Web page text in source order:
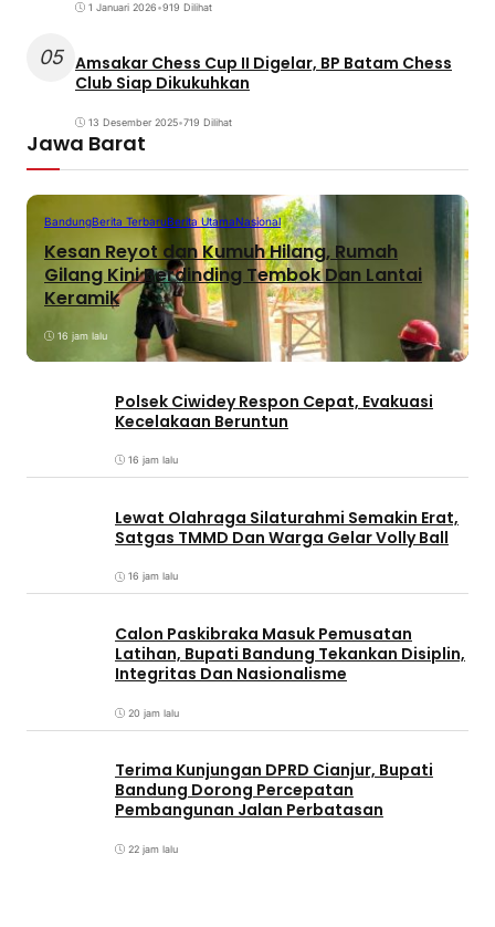
1 Januari 2026•919 Dilihat
05 Amsakar Chess Cup II Digelar, BP Batam Chess
Club Siap Dikukuhkan
13 Desember 2025•719 Dilihat
Jawa Barat
BandungBerita TerbaruBerita UtamaNasional
Kesan Reyot dan Kumuh Hilang, Rumah
Gilang Kini Berdinding Tembok Dan Lantai
Keramik
16 jam lalu
Polsek Ciwidey Respon Cepat, Evakuasi
Kecelakaan Beruntun
16 jam lalu
Lewat Olahraga Silaturahmi Semakin Erat,
Satgas TMMD Dan Warga Gelar Volly Ball
16 jam lalu
Calon Paskibraka Masuk Pemusatan
Latihan, Bupati Bandung Tekankan Disiplin,
Integritas Dan Nasionalisme
20 jam lalu
Terima Kunjungan DPRD Cianjur, Bupati
Bandung Dorong Percepatan
Pembangunan Jalan Perbatasan
22 jam lalu